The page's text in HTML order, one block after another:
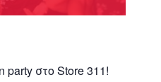
στο Store 311!